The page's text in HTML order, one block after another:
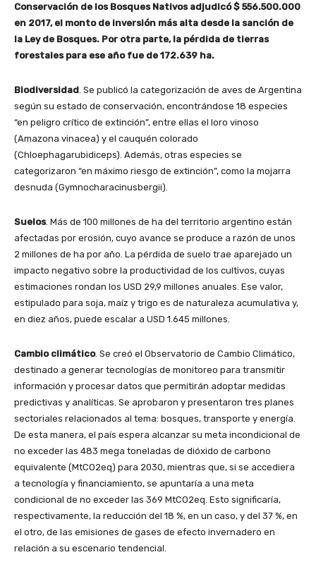
Conservación de los Bosques Nativos adjudicó $ 556.500.000
en 2017, el monto de inversión más alta desde la sanción de
la Ley de Bosques. Por otra parte, la pérdida de tierras
forestales para ese año fue de 172.639 ha.
Biodiversidad . Se publicó la categorización de aves de Argentina
según su estado de conservación, encontrándose 18 especies
“en peligro crítico de extinción”, entre ellas el loro vinoso
(Amazona vinacea) y el cauquén colorado
(Chloephagarubidiceps). Además, otras especies se
categorizaron “en máximo riesgo de extinción”, como la mojarra
desnuda (Gymnocharacinusbergii).
Suelos. Más de 100 millones de ha del territorio argentino están
afectadas por erosión, cuyo avance se produce a razón de unos
2 millones de ha por año. La pérdida de suelo trae aparejado un
impacto negativo sobre la productividad de los cultivos, cuyas
estimaciones rondan los USD 29,9 millones anuales. Ese valor,
estipulado para soja, maíz y trigo es de naturaleza acumulativa y,
en diez años, puede escalar a USD 1.645 millones.
Cambio climático. Se creó el Observatorio de Cambio Climático,
destinado a generar tecnologías de monitoreo para transmitir
información y procesar datos que permitirán adoptar medidas
predictivas y analíticas. Se aprobaron y presentaron tres planes
sectoriales relacionados al tema: bosques, transporte y energía.
De esta manera, el país espera alcanzar su meta incondicional de
no exceder las 483 mega toneladas de dióxido de carbono
equivalente (MtCO2eq) para 2030, mientras que, si se accediera
a tecnología y financiamiento, se apuntaría a una meta
condicional de no exceder las 369 MtCO2eq. Esto significaría,
respectivamente, la reducción del 18 %, en un caso, y del 37 %, en
el otro, de las emisiones de gases de efecto invernadero en
relación a su escenario tendencial.